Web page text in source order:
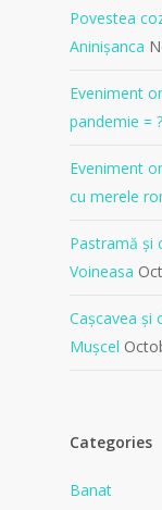
Povestea
Aninișanca
Eveniment
pandemie = ?
Eveniment
cu merele
Pastramă și
Voineasa
Cașcavea și
Mușcel
Categories
Banat